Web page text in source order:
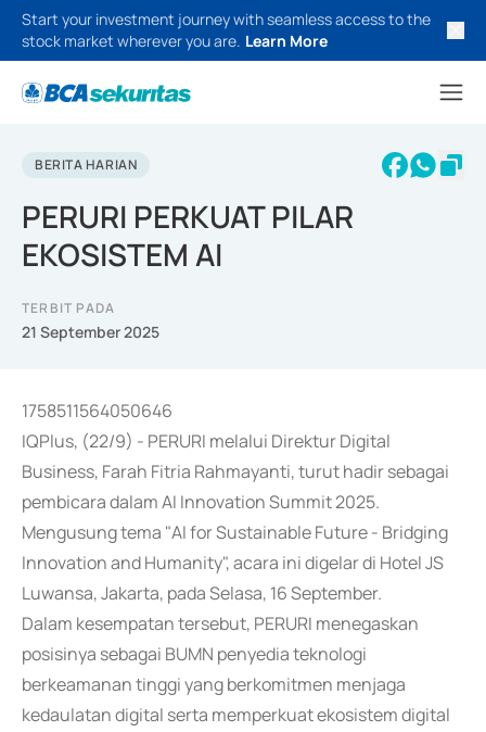
Start your investment journey with seamless access to the
stock market wherever you are. Learn More
BERITA HARIAN
PERURI PERKUAT PILAR
EKOSISTEM AI
TERBIT PADA
21 September 2025
1758511564050646
IQPlus, (22/9) - PERURI melalui Direktur Digital
Business, Farah Fitria Rahmayanti, turut hadir sebagai
pembicara dalam AI Innovation Summit 2025.
Mengusung tema "AI for Sustainable Future - Bridging
Innovation and Humanity", acara ini digelar di Hotel JS
Luwansa, Jakarta, pada Selasa, 16 September.
Dalam kesempatan tersebut, PERURI menegaskan
posisinya sebagai BUMN penyedia teknologi
berkeamanan tinggi yang berkomitmen menjaga
kedaulatan digital serta memperkuat ekosistem digital